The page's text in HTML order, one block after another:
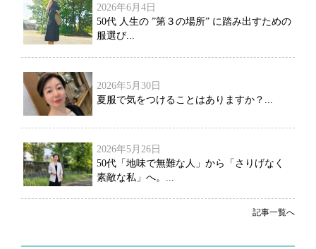
2026年6月4日
50代 人生の ”第３の場所” に踏み出すための
服選び...
2026年5月30日
夏服で気をつけることはありますか？...
2026年5月26日
50代「地味で無難な人」から「さりげなく
素敵な私」へ。...
記事一覧へ